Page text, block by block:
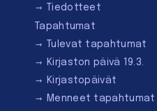
Tiedotteet
Tapahtumat
Tulevat tapahtumat
Kirjaston päivä 19.3.
Kirjastopäivät
Menneet tapahtumat